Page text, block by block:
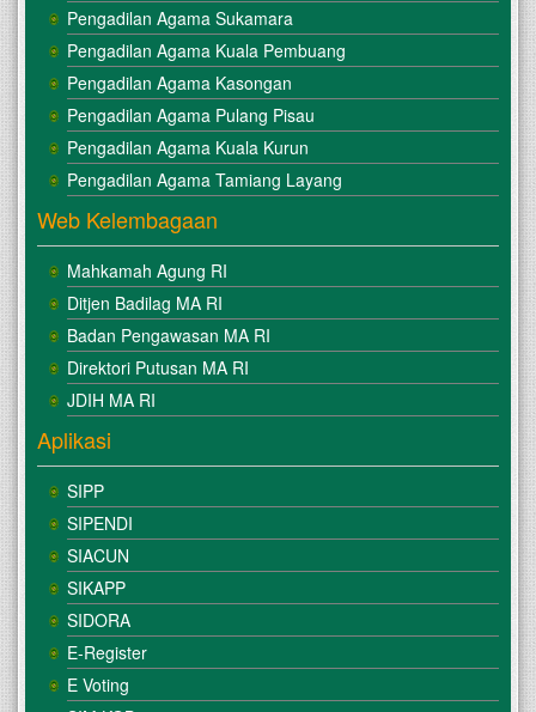
Pengadilan Agama Sukamara
Pengadilan Agama Kuala Pembuang
Pengadilan Agama Kasongan
Pengadilan Agama Pulang Pisau
Pengadilan Agama Kuala Kurun
Pengadilan Agama Tamiang Layang
Web Kelembagaan
Mahkamah Agung RI
Ditjen Badilag MA RI
Badan Pengawasan MA RI
Direktori Putusan MA RI
JDIH MA RI
Aplikasi
SIPP
SIPENDI
SIACUN
SIKAPP
SIDORA
E-Register
E Voting